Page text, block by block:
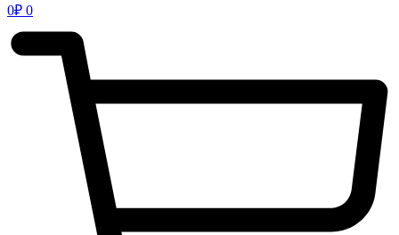
0₽ 0